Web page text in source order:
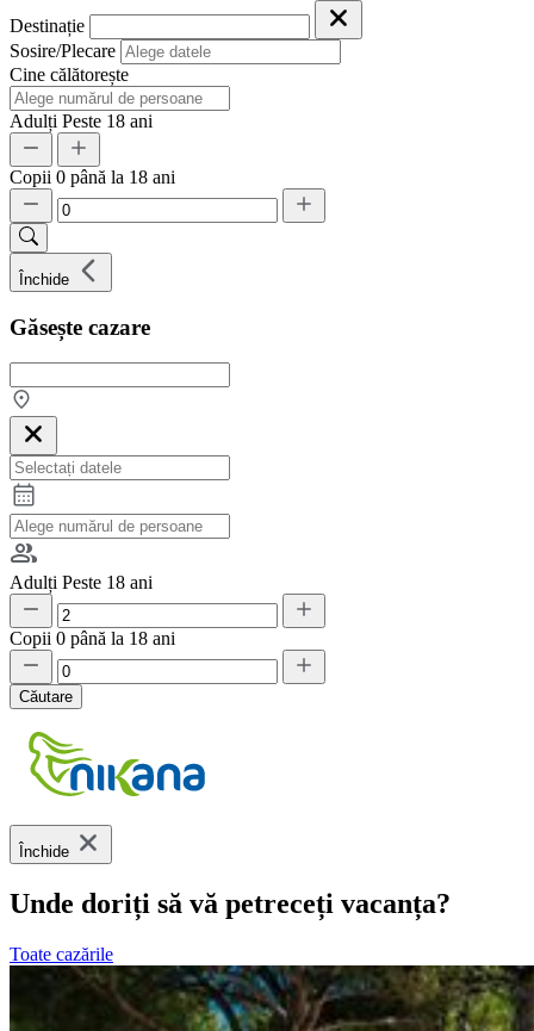
Destinație
Sosire/Plecare
Cine călătorește
Adulți Peste 18 ani
Copii 0 până la 18 ani
Închide
Găsește cazare
Adulți Peste 18 ani
Copii 0 până la 18 ani
Căutare
Închide
Unde doriți să vă petreceți vacanța?
Toate cazările